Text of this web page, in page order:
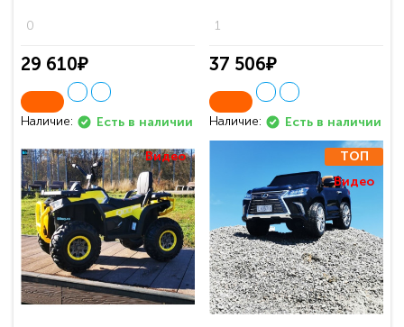
0
29 610₽
Наличие: Есть в наличии
1
37 506₽
Наличие: Есть в наличии
Видео
ТОП
Видео